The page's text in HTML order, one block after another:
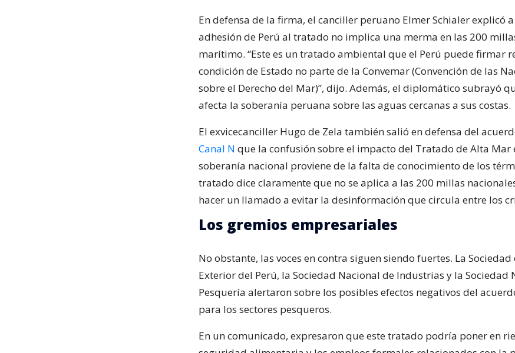
En defensa de la firma, el canciller peruano Elmer Schialer explicó a
adhesión de Perú al tratado no implica una merma en las 200
marítimo. “Este es un tratado ambiental que el Perú puede firmar
condición de Estado no parte de la Convemar (Convención de las
sobre el Derecho del Mar)”, dijo. Además, el diplomático subrayó
afecta la soberanía peruana sobre las aguas cercanas a sus costas.
El exvicecanciller Hugo de Zela también salió en defensa del
Canal N que la confusión sobre el impacto del Tratado de Alta Mar
soberanía nacional proviene de la falta de conocimiento de los
tratado dice claramente que no se aplica a las 200 millas
hacer un llamado a evitar la desinformación que circula entre los
Los gremios empresariales
No obstante, las voces en contra siguen siendo fuertes. La Sociedad
Exterior del Perú, la Sociedad Nacional de Industrias y la Sociedad
Pesquería alertaron sobre los posibles efectos negativos del
para los sectores pesqueros.
En un comunicado, expresaron que este tratado podría poner en